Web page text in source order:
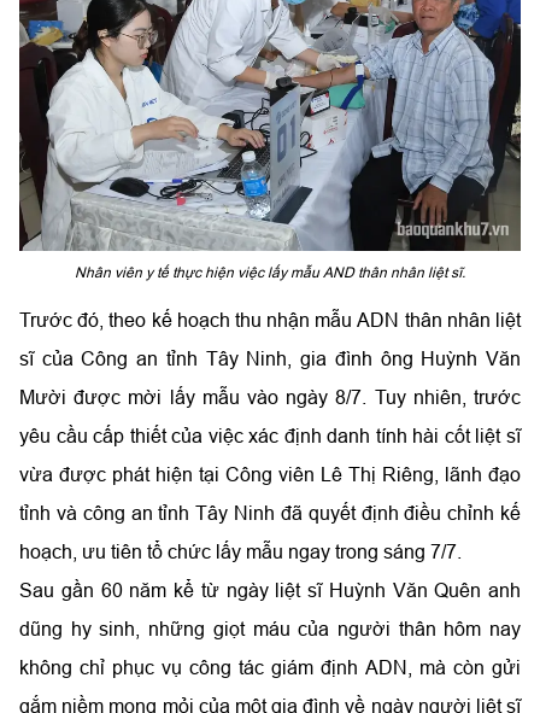
Nhân viên y tế thực hiện việc lấy mẫu AND thân nhân liệt sĩ.
Trước đó, theo kế hoạch thu nhận mẫu ADN thân nhân liệt
sĩ của Công an tỉnh Tây Ninh, gia đình ông Huỳnh Văn
Mười được mời lấy mẫu vào ngày 8/7. Tuy nhiên, trước
yêu cầu cấp thiết của việc xác định danh tính hài cốt liệt sĩ
vừa được phát hiện tại Công viên Lê Thị Riêng, lãnh đạo
tỉnh và công an tỉnh Tây Ninh đã quyết định điều chỉnh kế
hoạch, ưu tiên tổ chức lấy mẫu ngay trong sáng 7/7.
Sau gần 60 năm kể từ ngày liệt sĩ Huỳnh Văn Quên anh
dũng hy sinh, những giọt máu của người thân hôm nay
không chỉ phục vụ công tác giám định ADN, mà còn gửi
gắm niềm mong mỏi của một gia đình về ngày người liệt sĩ